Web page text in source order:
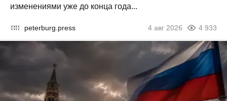
изменениями уже до конца года...
peterburg.press 4 авг 2026 4 933